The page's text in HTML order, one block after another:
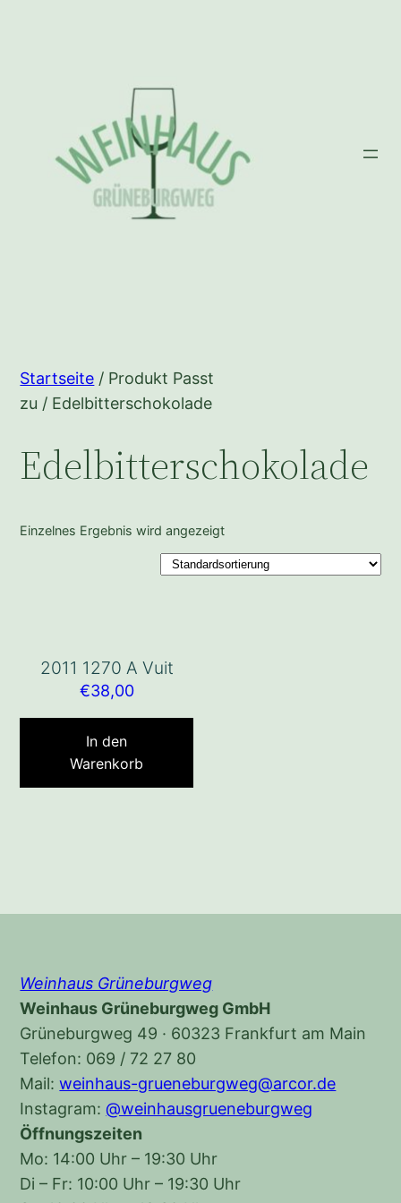
Startseite / Produkt Passt
zu / Edelbitterschokolade
Edelbitterschokolade
Einzelnes Ergebnis wird angezeigt
2011 1270 A Vuit
€38,00
In den
Warenkorb
Weinhaus Grüneburgweg
Weinhaus Grüneburgweg GmbH
Grüneburgweg 49 · 60323 Frankfurt am Main
Telefon: 069 / 72 27 80
Mail:weinhaus-grueneburgweg@arcor.de
Instagram:@weinhausgrueneburgweg
Öffnungszeiten
Mo: 14:00 Uhr – 19:30 Uhr
Di – Fr: 10:00 Uhr – 19:30 Uhr